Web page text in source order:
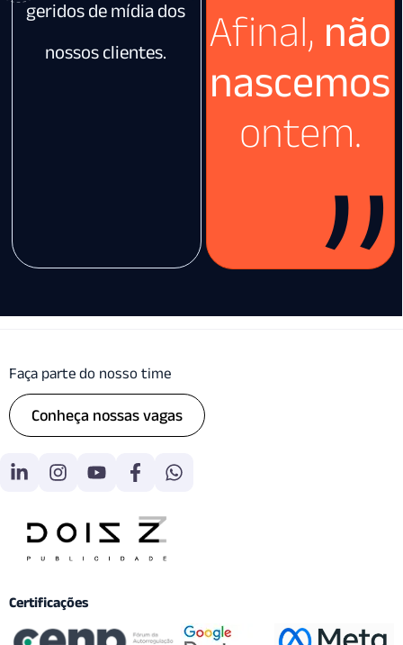
geridos de mídia dos
nossos clientes.
Afinal, não
nascemos
ontem.
”
Faça parte do nosso time
Conheça nossas vagas
Certificações